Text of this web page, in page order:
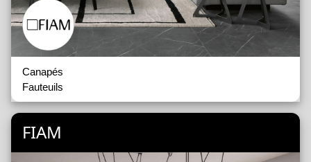
Canapés
Fauteuils
FIAM